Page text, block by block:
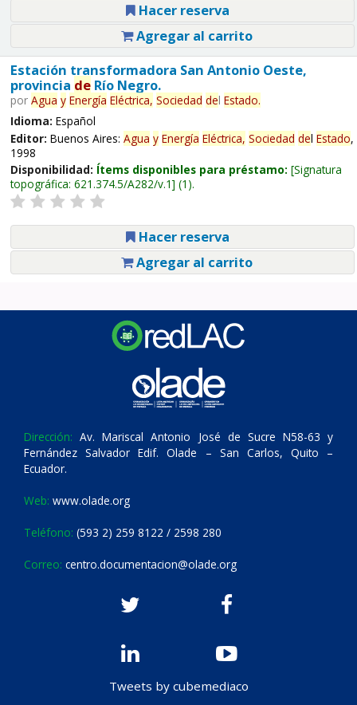
Hacer reserva
Agregar al carrito
Estación transformadora San Antonio Oeste,
provincia deRío Negro.
por Agua y Energía Eléctrica, Sociedad del Estado.
Idioma: Español
Editor: Buenos Aires: Agua y Energía Eléctrica, Sociedad del Estado,
1998
Disponibilidad: Ítems disponibles para préstamo: Signatura
topográfica: 621.374.5/A282/v.1 (1).
Hacer reserva
Agregar al carrito
Dirección: Av. Mariscal Antonio José de Sucre N58-63 y
Fernández Salvador Edif. Olade – San Carlos, Quito –
Ecuador.
Web: www.olade.org
Teléfono: (593 2) 259 8122 / 2598 280
Correo: centro.documentacion@olade.org
Tweets by cubemediaco